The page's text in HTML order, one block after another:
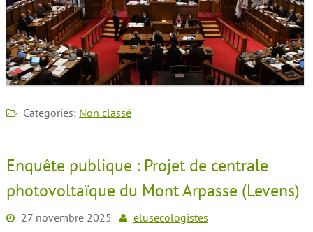
Categories: Non classé
Enquête publique : Projet de centrale
photovoltaïque du Mont Arpasse (Levens)
27 novembre 2025
elusecologistes